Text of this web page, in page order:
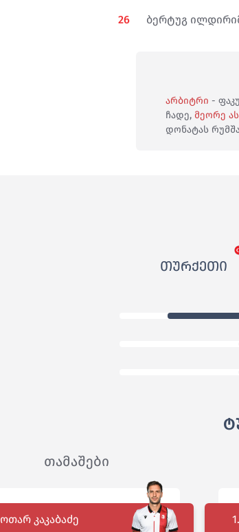
26
ბერტუგ
არბიტრი -
ჩადე, მეორე
დონატას
ᲗᲣᲠᲥᲔᲗᲘ
თამაშები
ოთარ კაკაბაძე 1.